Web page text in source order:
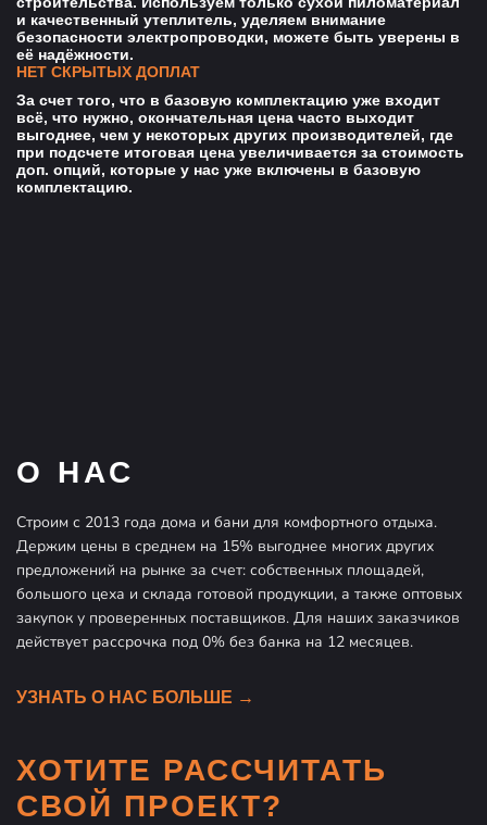
и качественный утеплитель, уделяем внимание
безопасности электропроводки, можете быть уверены в
её надёжности.
НЕТ СКРЫТЫХ ДОПЛАТ
За счет того, что в базовую комплектацию уже входит
всё, что нужно, окончательная цена часто выходит
выгоднее, чем у некоторых других производителей, где
при подсчете итоговая цена увеличивается за стоимость
доп. опций, которые у нас уже включены в базовую
комплектацию.
О НАС
Строим с 2013 года дома и бани для комфортного отдыха.
Держим цены в среднем на 15% выгоднее многих других
предложений на рынке за счет: собственных площадей,
большого цеха и склада готовой продукции, а также оптовых
закупок у проверенных поставщиков. Для наших заказчиков
действует рассрочка под 0% без банка на 12 месяцев.
УЗНАТЬ О НАС БОЛЬШЕ →
ХОТИТЕ РАССЧИТАТЬ
СВОЙ ПРОЕКТ?